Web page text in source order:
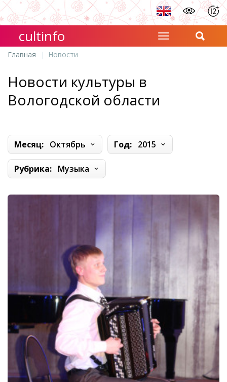
cultinfo
Главная Новости
Новости культуры в
Вологодской области
Месяц: Октябрь Год: 2015
Рубрика: Музыка